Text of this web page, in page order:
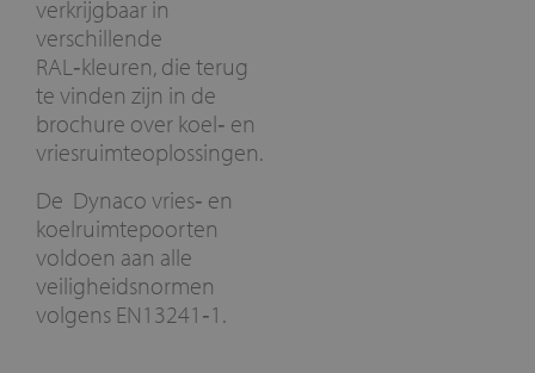
verkrijgbaar in
verschillende
RAL‑kleuren, die terug
te vinden zijn in de
brochure over koel‑ en
vriesruimteoplossingen.
De Dynaco vries‑ en
koelruimtepoorten
voldoen aan alle
veiligheidsnormen
volgens EN13241‑1.